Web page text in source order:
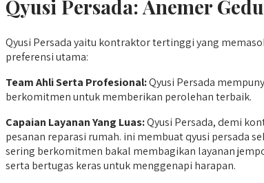
Qyusi Persada:Anemer
Qyusi Persada yaitu kontraktor tertinggi yang
preferensi utama:
Team Ahli Serta Profesional:Qyusi Persada
berkomitmen untuk memberikan perolehan terbaik.
Capaian Layanan Yang Luas:Qyusi Persada, demi
pesanan reparasi rumah. ini membuat qyusi persada
sering berkomitmen bakal membagikan layanan
serta bertugas keras untuk menggenapi harapan.